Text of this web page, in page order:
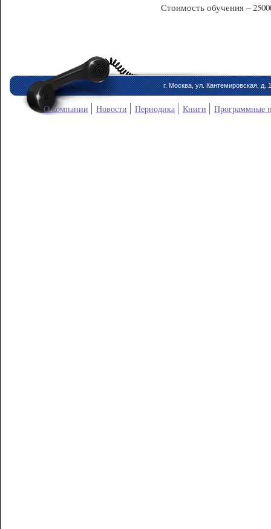
Стоимость обучения –
г. Москва, ул. Кантемировская, д.
О компании Новости Периодика Книги Программные